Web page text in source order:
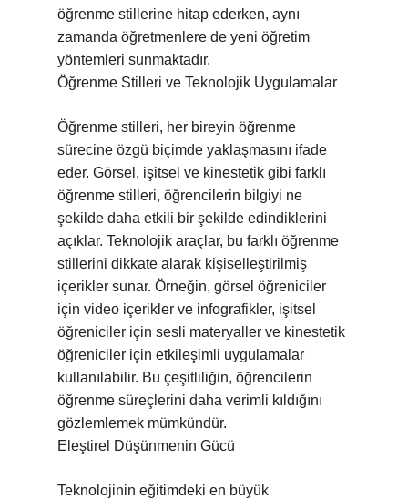
öğrenme stillerine hitap ederken, aynı
zamanda öğretmenlere de yeni öğretim
yöntemleri sunmaktadır.
Öğrenme Stilleri ve Teknolojik Uygulamalar
Öğrenme stilleri, her bireyin öğrenme
sürecine özgü biçimde yaklaşmasını ifade
eder. Görsel, işitsel ve kinestetik gibi farklı
öğrenme stilleri, öğrencilerin bilgiyi ne
şekilde daha etkili bir şekilde edindiklerini
açıklar. Teknolojik araçlar, bu farklı öğrenme
stillerini dikkate alarak kişiselleştirilmiş
içerikler sunar. Örneğin, görsel öğreniciler
için video içerikler ve infografikler, işitsel
öğreniciler için sesli materyaller ve kinestetik
öğreniciler için etkileşimli uygulamalar
kullanılabilir. Bu çeşitliliğin, öğrencilerin
öğrenme süreçlerini daha verimli kıldığını
gözlemlemek mümkündür.
Eleştirel Düşünmenin Gücü
Teknolojinin eğitimdeki en büyük